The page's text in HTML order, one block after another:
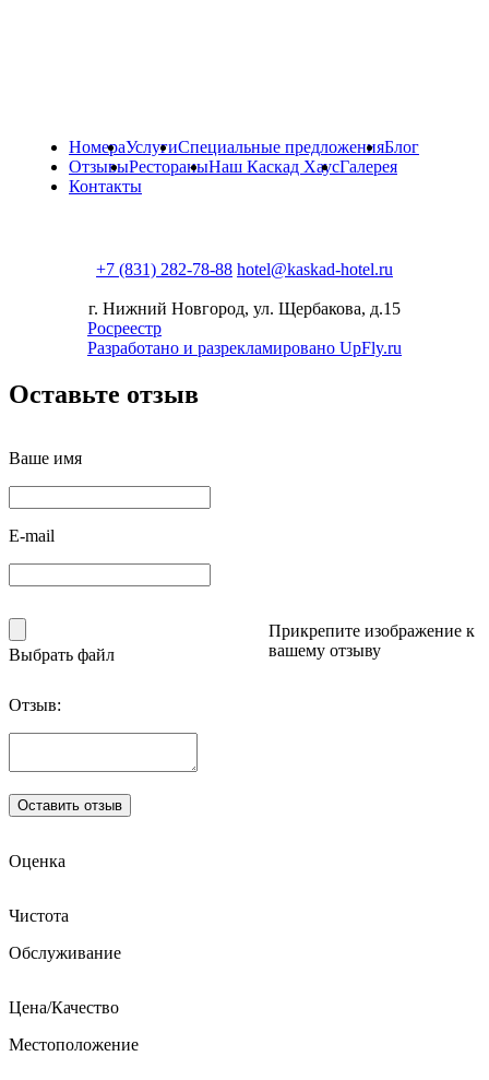
НомераУслугиСпециальные предложенияБлог
ОтзывыРестораныНаш Каскад ХаусГалерея
Контакты
+7 (831) 282-78-88 hotel@kaskad-hotel.ru
г. Нижний Новгород, ул. Щербакова, д.15
Росреестр
Разработано и разрекламировано UpFly.ru
Оставьте отзыв
Ваше имя
E-mail
Выбрать файл
Прикрепите изображение к
вашему отзыву
Отзыв:
Оценка
Чистота
Обслуживание
Цена/Качество
Местоположение